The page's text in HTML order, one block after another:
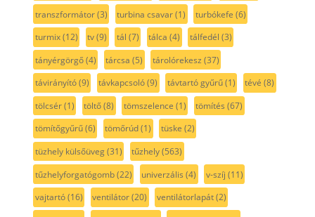
transzformátor(3) turbina csavar(1) turbókefe (6)
turmix(12) tv(9) tál (7) tálca (4) tálfedél (3)
tányérgörgő(4) tárcsa (5) tárolórekesz (37)
távirányító(9) távkapcsoló(9) távtartó gyűrű(1) tévé (8)
tölcsér(1) töltő(8) tömszelence (1) tömítés (67)
tömítőgyűrű(6) tömőrúd(1) tüske (2)
tüzhely külsőüveg(31) tűzhely(563)
tűzhelyforgatógomb(22) univerzális (4) v-szíj (11)
vajtartó(16) ventilátor(20) ventilátorlapát(2)